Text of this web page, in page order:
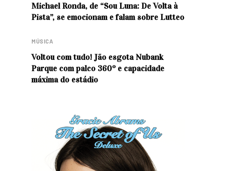
Michael Ronda, de “Sou Luna: De Volta à
Pista”, se emocionam e falam sobre Lutteo
MÚSICA
Voltou com tudo! Jão esgota Nubank
Parque com palco 360º e capacidade
máxima do estádio